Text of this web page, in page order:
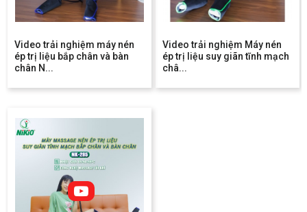
Video trải nghiệm máy nén
ép trị liệu bắp chân và bàn
chân N...
Video trải nghiệm Máy nén
ép trị liệu suy giãn tĩnh mạch
châ...